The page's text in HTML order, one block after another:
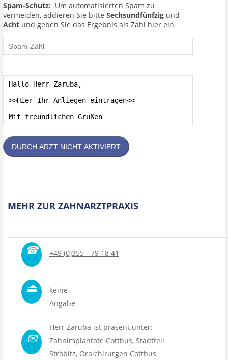
Spam-Schutz: Um automatisierten Spam zu
vermeiden, addieren Sie bitte Sechsundfünfzig und
Acht und geben Sie das Ergebnis als Zahl hier ein
DURCH ARZT NICHT AKTIVIERT
MEHR ZUR ZAHNARZTPRAXIS
☎ +49 (0)355 - 79 18 41
⏏
keine
Angabe
✉
Herr Zaruba ist präsent unter:
Zahnimplantate Cottbus, Stadtteil
Ströbitz, Oralchirurgen Cottbus